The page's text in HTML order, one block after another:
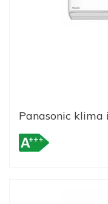
Panasonic klima